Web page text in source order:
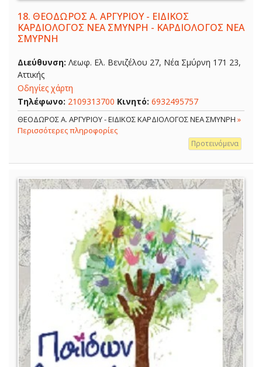
18. ΘΕΟΔΩΡΟΣ Α. ΑΡΓΥΡΙΟΥ - ΕΙΔΙΚΟΣ
ΚΑΡΔΙΟΛΟΓΟΣ ΝΕΑ ΣΜΥΝΡΗ - ΚΑΡΔΙΟΛΟΓΟΣ ΝΕΑ
ΣΜΥΡΝΗ
Διεύθυνση: Λεωφ. Ελ. Βενιζέλου 27, Νέα Σμύρνη 171 23,
Αττικής
Οδηγίες χάρτη
Τηλέφωνο: 2109313700 Κινητό: 6932495757
ΘΕΟΔΩΡΟΣ Α. ΑΡΓΥΡΙΟΥ - ΕΙΔΙΚΟΣ ΚΑΡΔΙΟΛΟΓΟΣ ΝΕΑ ΣΜΥΝΡΗ »
Περισσότερες πληροφορίες
Προτεινόμενα